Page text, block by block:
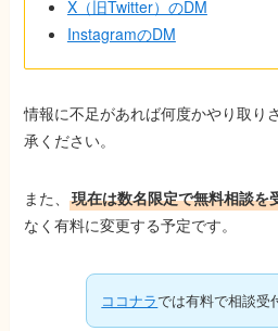
X（旧Twitter）のDM
InstagramのDM
情報に不足があれば何度かやり取り
承ください。
また、現在は数名限定で無料相談を
なく有料に変更する予定です。
ココナラでは有料で相談受